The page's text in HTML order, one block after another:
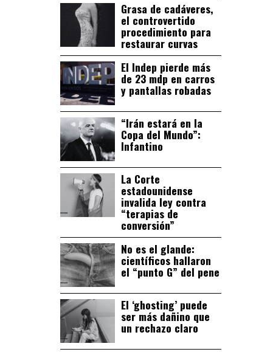
Grasa de cadáveres,
el controvertido
procedimiento para
restaurar curvas
El Indep pierde más
de 23 mdp en carros
y pantallas robadas
“Irán estará en la
Copa del Mundo”:
Infantino
La Corte
estadounidense
invalida ley contra
“terapias de
conversión”
No es el glande:
científicos hallaron
el “punto G” del pene
El ‘ghosting’ puede
ser más dañino que
un rechazo claro